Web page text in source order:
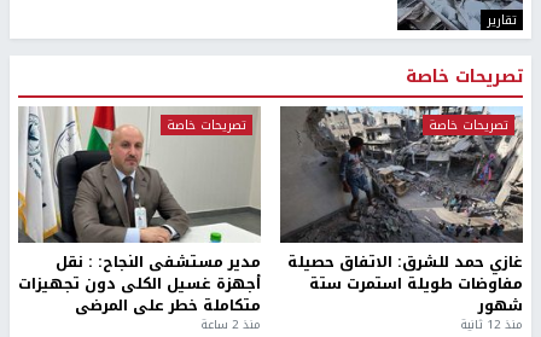
تقارير
تصريحات خاصة
تصريحات خاصة
غازي حمد للشرق: الاتفاق حصيلة
مفاوضات طويلة استمرت ستة
شهور
منذ 12 ثانية
تصريحات خاصة
مدير مستشفى النجاح: : نقل
أجهزة غسيل الكلى دون تجهيزات
متكاملة خطر على المرضى
منذ 2 ساعة